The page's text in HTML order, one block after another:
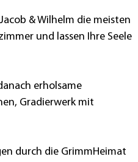
& Wilhelm die meisten
und lassen Ihre Seele
erholsame
Gradierwerk mit
durch die GrimmHeimat